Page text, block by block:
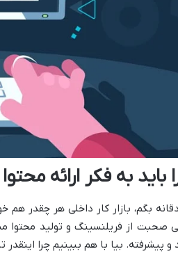
باید به فکر ارائه
بگم، بازار کار داخلی هر چقدر
صحبت از فریلنسینگ و تولید محتوا
و پیشرفته. بیا با هم ببینیم چرا اینقدر